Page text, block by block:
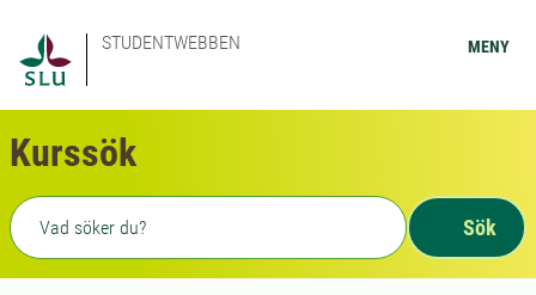
STUDENTWEBBEN MENY
Kurssök
Fritext sökning
Sök